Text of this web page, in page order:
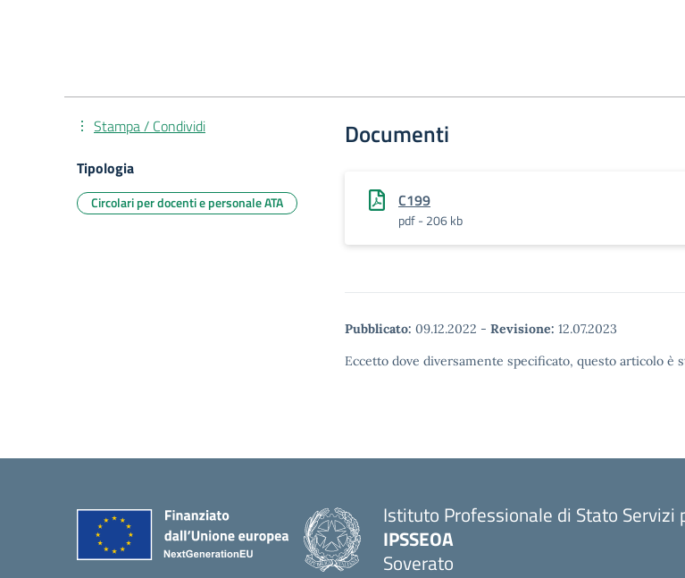
Documenti
C199
pdf - 206 kb
Pubblicato: 09.12.2022 - Revisione: 12.07.2023
Eccetto dove diversamente specificato, questo articolo
Stampa / Condividi
Tipologia
Circolari per docenti e personale ATA
Istituto Professionale di Stato
IPSSEOA
Soverato